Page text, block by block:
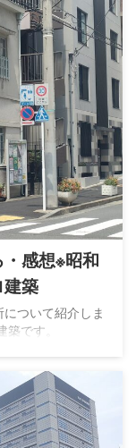
感想※昭和
築
ついて紹介しま
です。